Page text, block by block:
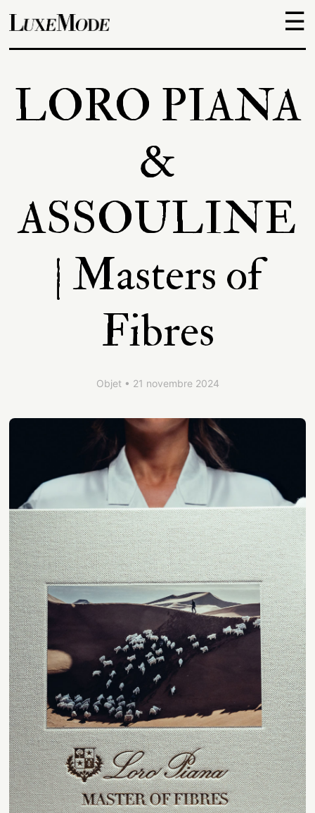
☰
Objets
Escapades
Découvertes
Adresses
propos
LORO PIANA
&
ASSOULINE
| Masters of
Fibres
Objet • 21 novembre 2024